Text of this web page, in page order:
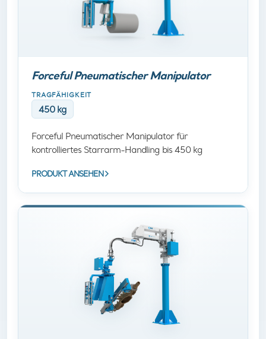
Forceful Pneumatischer Manipulator
TRAGFÄHIGKEIT
450 kg
Forceful Pneumatischer Manipulator für
kontrolliertes Starrarm-Handling bis 450 kg
PRODUKT ANSEHEN